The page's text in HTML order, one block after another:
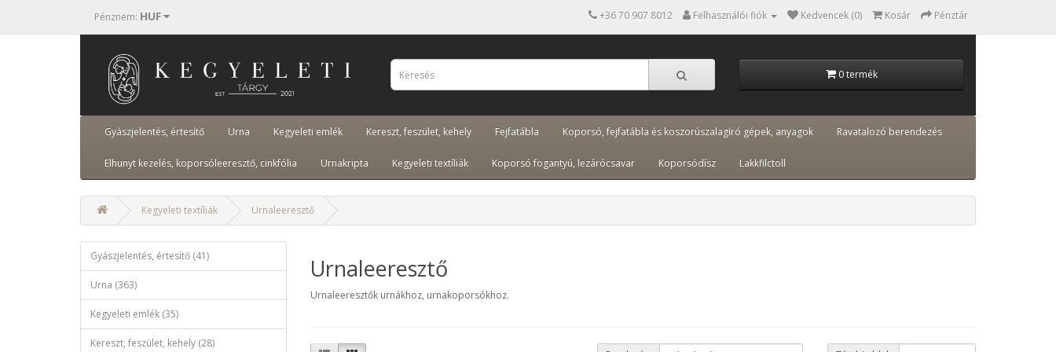
Pénznem: HUF +36 70 907 8012 Felhasználói fiók Kedvencek (0) Kosár Pénztár
0 termék
Gyászjelentés, értesítő Urna Kegyeleti emlék Kereszt, feszület, kehely Fejfatábla Koporsó, fejfatábla és koszorúszalagíró gépek, anyagok Ravatalozó berendezés
Elhunyt kezelés, koporsóleeresztő, cinkfólia Urnakripta Kegyeleti textíliák Koporsó fogantyú, lezárócsavar Koporsódísz Lakkfilctoll
Kegyeleti textíliák Urnaleeresztő
Gyászjelentés, értesítő (41)
Urna (363)
Kegyeleti emlék (35)
Kereszt, feszület, kehely (28)
Urnaleeresztő
Urnaleeresztők urnákhoz, urnakoporsókhoz.